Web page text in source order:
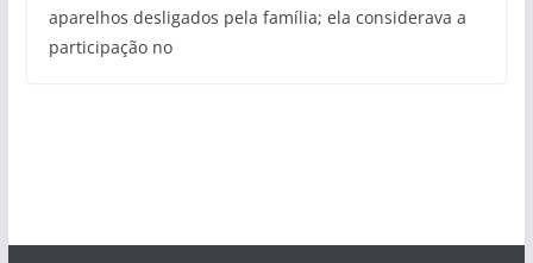
aparelhos desligados pela família; ela considerava a
participação no